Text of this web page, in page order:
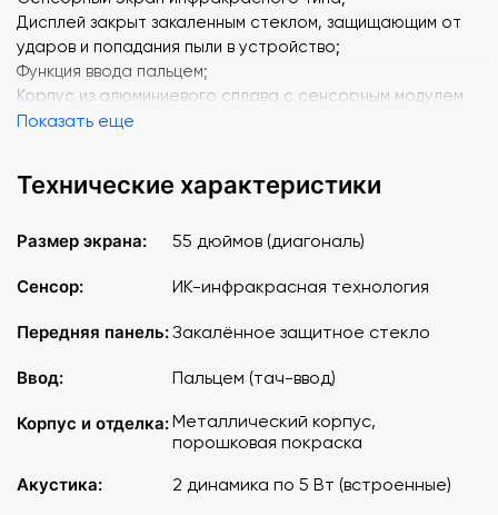
Дисплей закрыт закаленным стеклом, защищающим от
ударов и попадания пыли в устройство;
Функция ввода пальцем;
Корпус из алюминиевого сплава с сенсорным модулем
спереди;
порошкового напыления;
качестве защитного слоя для предотвращения поломки
Система блокировки устройства от стороннего
хранения данных (SD/CF-карт);
пользователь может использовать пульт дистанционного
управления для управления всей панелью (ключевые
кнопки устанавливаются по запросу);
черной доски светодиодная подсветка отключается);
Показать еще
Технические характеристики
Размер экрана: 55 дюймов (диагональ)
Сенсор: ИК-инфракрасная технология
Передняя панель:Закалённое защитное стекло
Ввод: Пальцем (тач-ввод)
Корпус и отделка:Металлический корпус,
порошковая покраска
Акустика:
2 динамика по 5 Вт (встроенные)